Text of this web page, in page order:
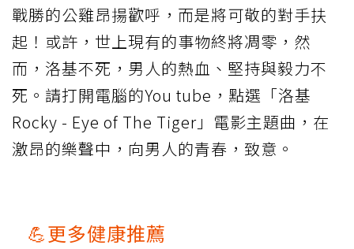
戰勝的公雞昂揚歡呼，而是將可敬的對手扶
起！或許，世上現有的事物終將凋零，然
而，洛基不死，男人的熱血、堅持與毅力不
死。請打開電腦的You tube，點選「洛基
Rocky - Eye of The Tiger」電影主題曲，在
激昂的樂聲中，向男人的青春，致意。
💪更多健康推薦